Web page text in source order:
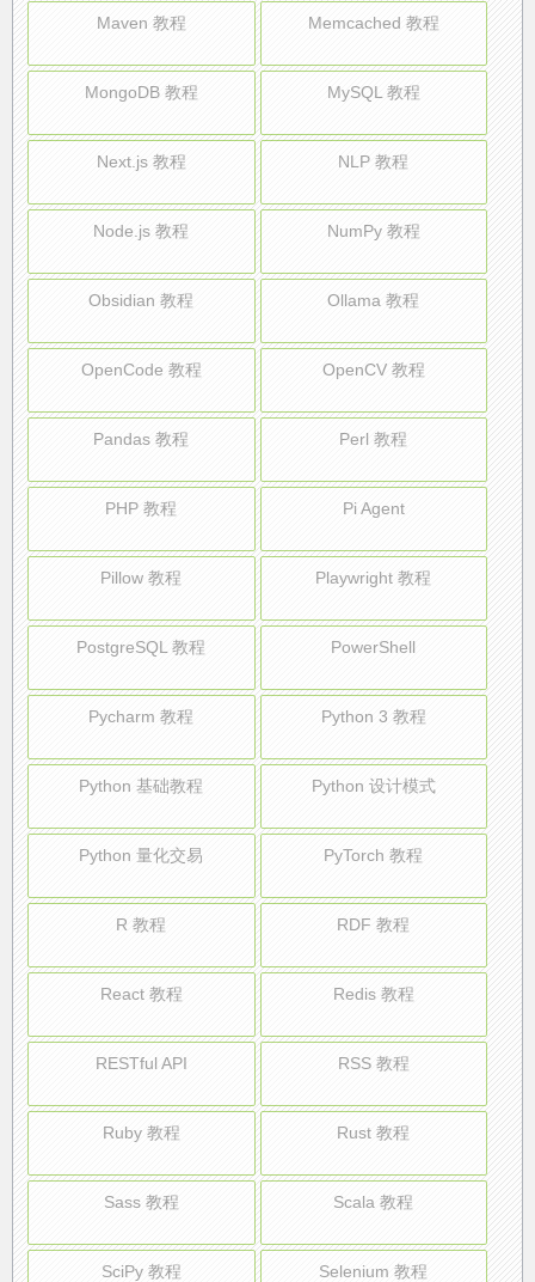
Maven 教程 Memcached 教程
MongoDB 教程 MySQL 教程
Next.js 教程 NLP 教程
Node.js 教程 NumPy 教程
Obsidian 教程 Ollama 教程
OpenCode 教程 OpenCV 教程
Pandas 教程 Perl 教程
PHP 教程 Pi Agent
Pillow 教程 Playwright 教程
PostgreSQL 教程 PowerShell
Pycharm 教程 Python 3 教程
Python 基础教程 Python 设计模式
Python 量化交易 PyTorch 教程
R 教程 RDF 教程
React 教程 Redis 教程
RESTful API RSS 教程
Ruby 教程 Rust 教程
Sass 教程 Scala 教程
SciPy 教程 Selenium 教程